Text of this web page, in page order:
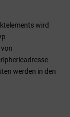
wird
werden in den